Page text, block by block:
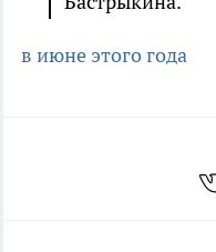
в июне этого года